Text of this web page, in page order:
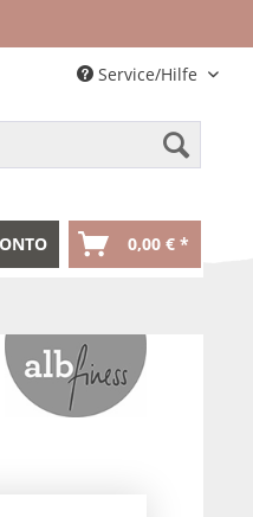
Service/Hilfe
0,00 € *